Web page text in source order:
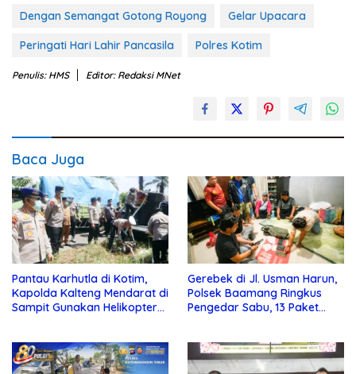
Dengan Semangat Gotong Royong Gelar Upacara
Peringati Hari Lahir Pancasila Polres Kotim
Penulis: HMS Editor: Redaksi MNet
Baca Juga
Pantau Karhutla di Kotim,
Kapolda Kalteng Mendarat di
Sampit Gunakan Helikopter
Gerebek di Jl. Usman Harun,
Polsek Baamang Ringkus
Pengedar Sabu, 13 Paket